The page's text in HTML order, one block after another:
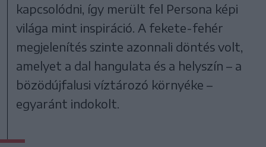
kapcsolódni, így merült fel Persona képi
világa mint inspiráció. A fekete-fehér
megjelenítés szinte azonnali döntés volt,
amelyet a dal hangulata és a helyszín – a
bözödújfalusi víztározó környéke –
egyaránt indokolt.